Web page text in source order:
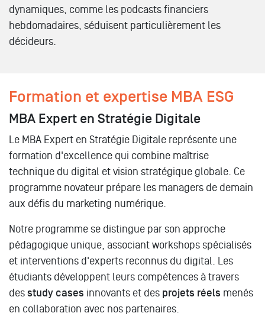
dynamiques, comme les podcasts financiers
hebdomadaires, séduisent particulièrement les
décideurs.
Formation et expertise MBA ESG
MBA Expert en Stratégie Digitale
Le MBA Expert en Stratégie Digitale représente une
formation d'excellence qui combine maîtrise
technique du digital et vision stratégique globale. Ce
programme novateur prépare les managers de demain
aux défis du marketing numérique.
Notre programme se distingue par son approche
pédagogique unique, associant workshops spécialisés
et interventions d'experts reconnus du digital. Les
étudiants développent leurs compétences à travers
des study cases innovants et des projets réels menés
en collaboration avec nos partenaires.